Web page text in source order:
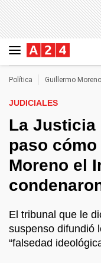
Política Guillermo Moreno
JUDICIALES
La Justicia
paso
Moreno el
El tribunal que le
suspenso difundió
“falsedad